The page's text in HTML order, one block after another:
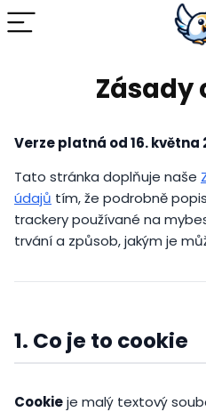
Zásady
Verze platná od 16. května
Tato stránka doplňuje naše
údajů tím, že podrobně
trackery používané na
trvání a způsob, jakým je
1. Co je to cookie
Cookieje malý textový